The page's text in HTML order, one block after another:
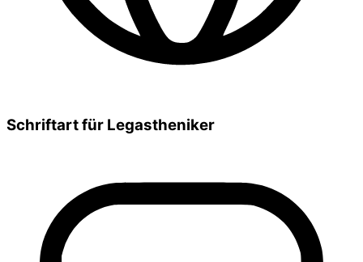
Schriftart für Legastheniker